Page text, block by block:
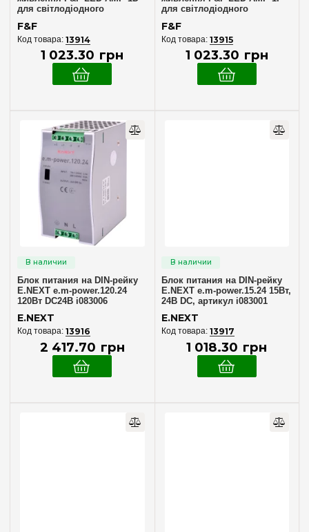
для світлодіодного
рейку
F&F
13914
1 023.30 грн
для світлодіодного
коробку
F&F
13915
1 023.30 грн
Блок питания на DIN-рейку
E.NEXT e.m-power.120.24
120Вт DC24В i083006
E.NEXT
13916
2 417.70 грн
Блок питания на DIN-рейку
E.NEXT e.m-power.15.24 15Вт,
24В DC, артикул i083001
E.NEXT
13917
1 018.30 грн